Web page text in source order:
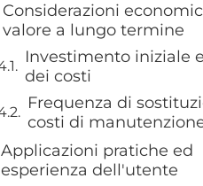
Considerazioni
valore a lungo termine
Investimento iniziale
dei costi
Frequenza di
costi di
Applicazioni pratiche ed
esperienza dell'utente